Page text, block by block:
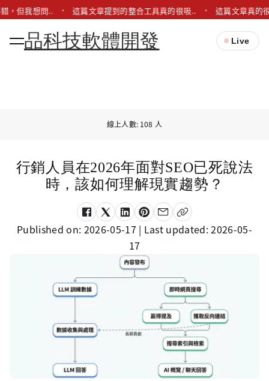
，但我想問.. 這篇文章提到的整合工具真的很吸.. 這篇文章真的
品科技軟體開發 Live
線上人數: 108 人
行銷人員在2026年面對SEO已死說法
時，該如何理解現實趨勢？
Published on: 2026-05-17| Last updated:2026-05-
17